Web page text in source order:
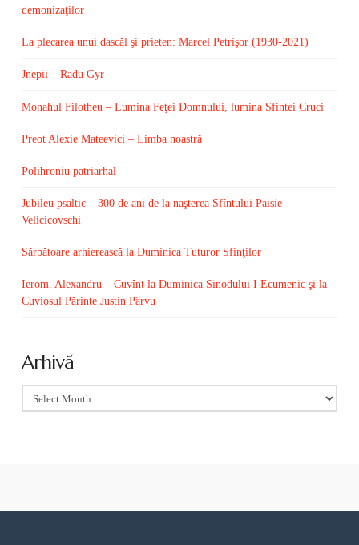
demonizaţilor
La plecarea unui dascăl şi prieten: Marcel Petrişor (1930-2021)
Jnepii – Radu Gyr
Monahul Filotheu – Lumina Feţei Domnului, lumina Sfintei Cruci
Preot Alexie Mateevici – Limba noastră
Polihroniu patriarhal
Jubileu psaltic – 300 de ani de la naşterea Sfîntului Paisie
Velicicovschi
Sărbătoare arhierească la Duminica Tuturor Sfinţilor
Ierom. Alexandru – Cuvînt la Duminica Sinodului I Ecumenic şi la
Cuviosul Părinte Justin Pârvu
Arhivă
Arhivă